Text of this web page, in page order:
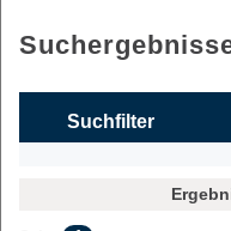
Suchfilter